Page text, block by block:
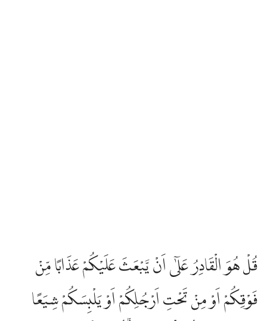
قُلْ هُوَ الْقَادِرُ عَلٰٓى اَنْ يَّبْعَثَ عَلَيْكُمْ عَذَابًا مِّنْ
فَوْقِكُمْ اَوْ مِنْ تَحْتِ اَرْجُلِكُمْ اَوْ يَلْبِسَكُمْ شِيَعًا